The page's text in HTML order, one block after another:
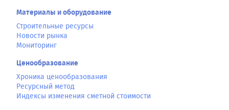
Материалы и оборудование
Строительные ресурсы
Новости рынка
Мониторинг
Ценообразование
Хроника ценообразования
Ресурсный метод
Индексы изменения сметной стоимости